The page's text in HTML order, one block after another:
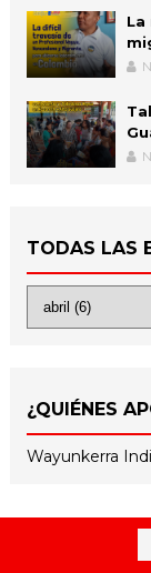
TODAS LAS
¿QUIÉNES
Wayunkerra